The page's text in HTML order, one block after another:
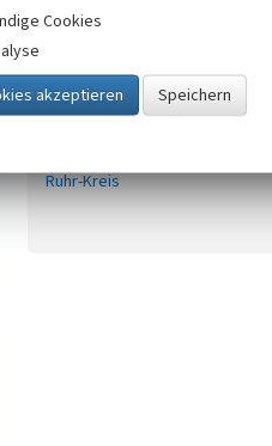
Zugehörig zu
Kulturlandschaftsbereiche (KLBs)
Ruhr-Kreis
Cookies